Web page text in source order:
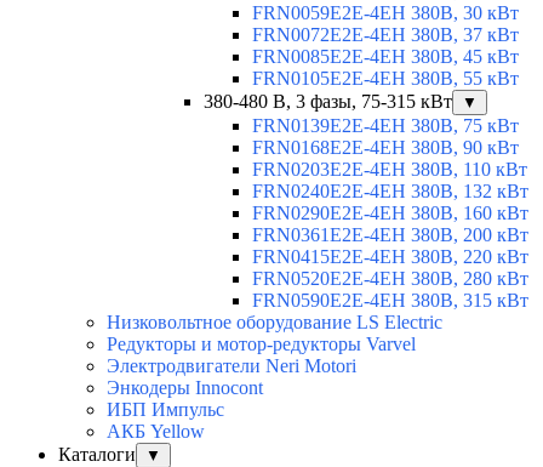
FRN0059E2E-4EH 380В, 30 кВт
FRN0072E2E-4EH 380В, 37 кВт
FRN0085E2E-4EH 380В, 45 кВт
FRN0105E2E-4EH 380В, 55 кВт
380-480 В, 3 фазы, 75-315 кВт
▼
FRN0139E2E-4EH 380В, 75 кВт
FRN0168E2E-4EH 380В, 90 кВт
FRN0203E2E-4EH 380В, 110 кВт
FRN0240E2E-4EH 380В, 132 кВт
FRN0290E2E-4EH 380В, 160 кВт
FRN0361E2E-4EH 380В, 200 кВт
FRN0415E2E-4EH 380В, 220 кВт
FRN0520E2E-4EH 380В, 280 кВт
FRN0590E2E-4EH 380В, 315 кВт
Низковольтное оборудование LS Electric
Редукторы и мотор-редукторы Varvel
Электродвигатели Neri Motori
Энкодеры Innocont
ИБП Импульс
АКБ Yellow
Каталоги
▼